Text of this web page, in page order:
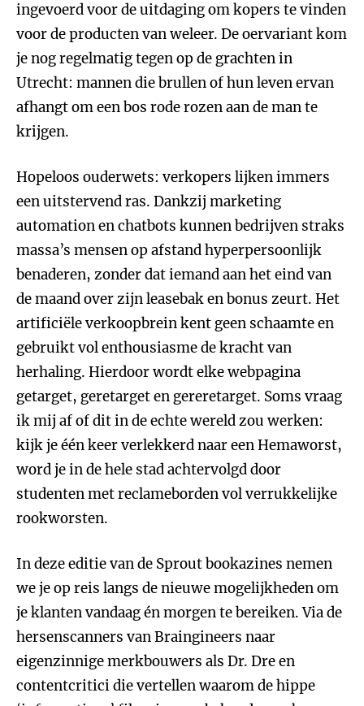
ingevoerd voor de uitdaging om kopers te vinden
voor de producten van weleer. De oervariant kom
je nog regelmatig tegen op de grachten in
Utrecht: mannen die brullen of hun leven ervan
afhangt om een bos rode rozen aan de man te
krijgen.
Hopeloos ouderwets: verkopers lijken immers
een uitstervend ras. Dankzij marketing
automation en chatbots kunnen bedrijven straks
massa’s mensen op afstand hyperpersoonlijk
benaderen, zonder dat iemand aan het eind van
de maand over zijn leasebak en bonus zeurt. Het
artificiële verkoopbrein kent geen schaamte en
gebruikt vol enthousiasme de kracht van
herhaling. Hierdoor wordt elke webpagina
getarget, geretarget en gereretarget. Soms vraag
ik mij af of dit in de echte wereld zou werken:
kijk je één keer verlekkerd naar een Hemaworst,
word je in de hele stad achtervolgd door
studenten met reclameborden vol verrukkelijke
rookworsten.
In deze editie van de Sprout bookazines nemen
we je op reis langs de nieuwe mogelijkheden om
je klanten vandaag én morgen te bereiken. Via de
hersenscanners van Braingineers naar
eigenzinnige merkbouwers als Dr. Dre en
contentcritici die vertellen waarom de hippe